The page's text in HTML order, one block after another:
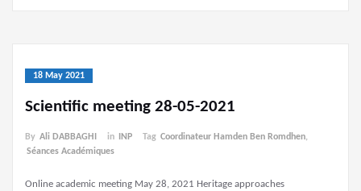
18 May 2021
Scientific meeting 28-05-2021
By Ali DABBAGHI in INP Tag Coordinateur Hamden Ben Romdhen,
Séances Académiques
Online academic meeting May 28, 2021 Heritage approaches